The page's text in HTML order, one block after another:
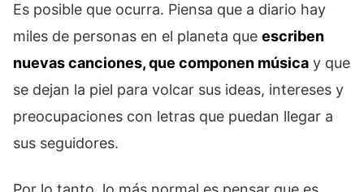
Es posible que ocurra. Piensa que a diario hay
miles de personas en el planeta que escriben
nuevas canciones, que componen música y que
se dejan la piel para volcar sus ideas, intereses y
preocupaciones con letras que puedan llegar a
sus seguidores.